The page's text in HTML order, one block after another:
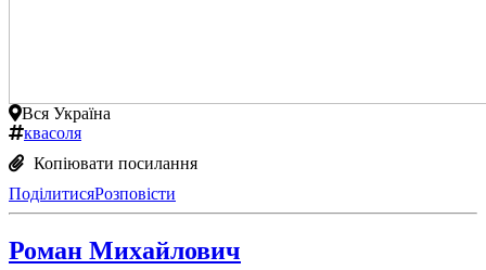
Вся Україна
квасоля
Копіювати посилання
ПоділитисяРозповісти
Роман Михайлович